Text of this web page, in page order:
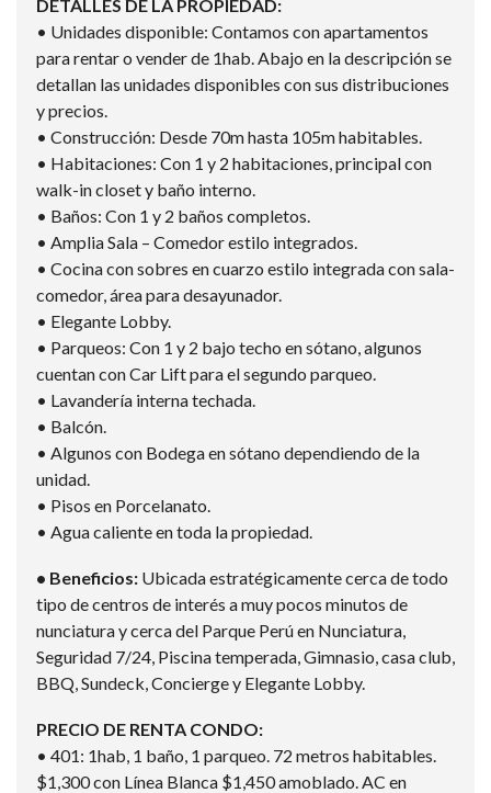
DETALLES DE LA PROPIEDAD:
• Unidades disponible: Contamos con apartamentos
para rentar o vender de 1hab. Abajo en la descripción se
detallan las unidades disponibles con sus distribuciones
y precios.
• Construcción: Desde 70m hasta 105m habitables.
• Habitaciones: Con 1 y 2 habitaciones, principal con
walk-in closet y baño interno.
• Baños: Con 1 y 2 baños completos.
• Amplia Sala – Comedor estilo integrados.
• Cocina con sobres en cuarzo estilo integrada con sala-
comedor, área para desayunador.
• Elegante Lobby.
• Parqueos: Con 1 y 2 bajo techo en sótano, algunos
cuentan con Car Lift para el segundo parqueo.
• Lavandería interna techada.
• Balcón.
• Algunos con Bodega en sótano dependiendo de la
unidad.
• Pisos en Porcelanato.
• Agua caliente en toda la propiedad.
• Beneficios: Ubicada estratégicamente cerca de todo
tipo de centros de interés a muy pocos minutos de
nunciatura y cerca del Parque Perú en Nunciatura,
Seguridad 7/24, Piscina temperada, Gimnasio, casa club,
BBQ, Sundeck, Concierge y Elegante Lobby.
PRECIO DE RENTA CONDO:
• 401: 1hab, 1 baño, 1 parqueo. 72 metros habitables.
$1,300 con Línea Blanca $1,450 amoblado. AC en